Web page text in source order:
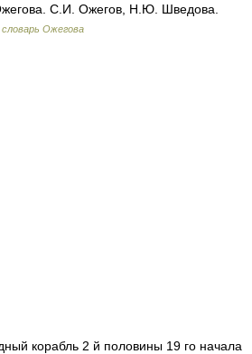
С.И. Ожегов, Н.Ю. Шведова.
словарь Ожегова
корабль 2 й половины 19 го начала